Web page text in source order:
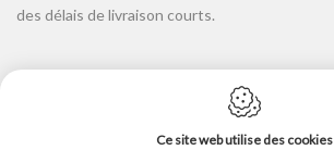
des délais de livraison courts.
Ce site web utilise des cookies